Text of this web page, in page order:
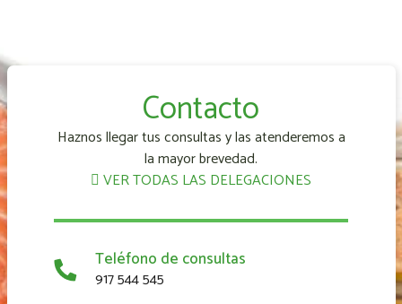
Contacto
Haznos llegar tus consultas y las atenderemos a
la mayor brevedad.
VER TODAS LAS DELEGACIONES
Teléfono de consultas
917 544 545